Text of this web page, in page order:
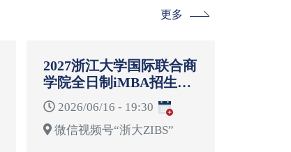
更多
2027浙江大学国际联合商
学院全日制iMBA招生启
动说明会
2026/06/16 - 19:30
微信视频号“浙大ZIBS”